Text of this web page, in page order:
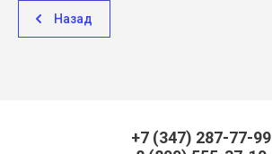
Назад
+7 (347) 287-77-99